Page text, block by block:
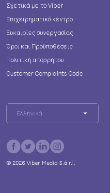
Σχετικά με το Viber
Επιχειρηματικό κέντρο
Ευκαιρίες συνεργασίας
Όροι και Προϋποθέσεις
Πολιτική απορρήτου
Customer Complaints Code
Ελληνικά
© 2026Viber Media S.à r.l.